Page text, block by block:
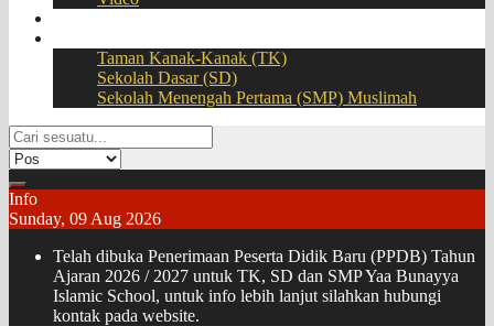
Taman Kanak-Kanak (TK)
Sekolah Dasar (SD)
Sekolah Menengah Pertama (SMP) Muslimah
Info
Sunday, 09 Aug 2026
Telah dibuka Penerimaan Peserta Didik Baru (PPDB) Tahun
Ajaran 2026 / 2027 untuk TK, SD dan SMP Yaa Bunayya
Islamic School, untuk info lebih lanjut silahkan hubungi
kontak pada website.